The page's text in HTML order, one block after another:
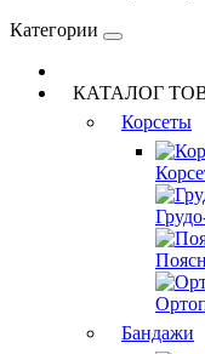
Категории
КАТАЛОГ
Корсеты
Бандажи